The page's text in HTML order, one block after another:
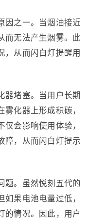
因之一。当烟油接近
而无法产生烟雾。此
，从而闪白灯提醒用
器堵塞。当用户长期
化器上形成积碳，
会影响使用体验，
障，从而闪白灯提示
题。虽然悦刻五代的
果电池电量过低，
的情况。因此，用户